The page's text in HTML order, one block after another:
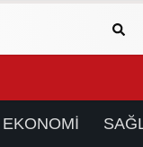
EKONOMİ